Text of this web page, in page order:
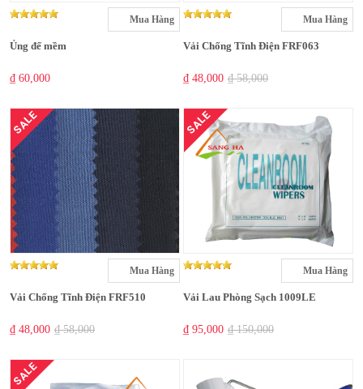
Mua Hàng
Ủng đế mềm
₫ 60,000
Mua Hàng
Vải Chống Tĩnh Điện FRF063
₫ 48,000 ₫ 58,000
SALE
Mua Hàng
Vải Chống Tĩnh Điện FRF510
₫ 48,000 ₫ 58,000
SALE
Mua Hàng
Vải Lau Phòng Sạch 1009LE
₫ 95,000 ₫ 150,000
SALE